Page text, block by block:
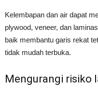
Kelembapan dan air dapat
plywood, veneer, dan
baik membantu garis rekat
tidak mudah terbuka.
Mengurangi risiko